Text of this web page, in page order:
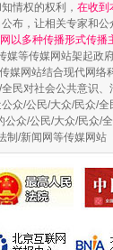
情权的权利， 在收到
布，让相关专家和
以多种传播形式传播
媒等传媒网站架起政
媒网站结合现代网
民对社会公共意识
众/公民/大众/民众/
公众/公民/大众/民众/
制/新闻网等传媒网站